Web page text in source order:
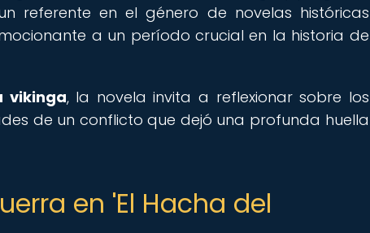
referente en el género de novelas históricas
a un período crucial en la historia de
vikinga, la novela invita a reflexionar sobre los
de un conflicto que dejó una profunda huella
en 'El Hacha del